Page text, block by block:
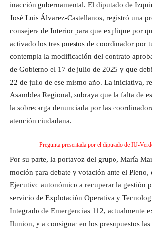
inacción gubernamental. El diputado de
José Luis Álvarez‑Castellanos, registró una
consejera de Interior para que explique por
activado los tres puestos de coordinador por
contempla la modificación del contrato
de Gobierno el 17 de julio de 2025 y que
22 de julio de ese mismo año. La iniciativa,
Asamblea Regional, subraya que la falta de
la sobrecarga denunciada por las
atención ciudadana.
Pregunta presentada por el diputado de IU-
Por su parte, la portavoz del grupo, María
moción para debate y votación ante el Pleno,
Ejecutivo autonómico a recuperar la gestión
servicio de Explotación Operativa y
Integrado de Emergencias 112, actualmente
Ilunion, y a consignar en los presupuestos las